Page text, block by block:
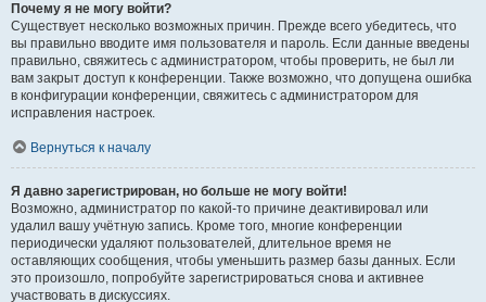
Почему я не могу войти?
Существует несколько возможных причин. Прежде всего убедитесь, что
вы правильно вводите имя пользователя и пароль. Если данные введены
правильно, свяжитесь с администратором, чтобы проверить, не был ли
вам закрыт доступ к конференции. Также возможно, что допущена ошибка
в конфигурации конференции, свяжитесь с администратором для
исправления настроек.
Вернуться к началу
Я давно зарегистрирован, но больше не могу войти!
Возможно, администратор по какой-то причине деактивировал или
удалил вашу учётную запись. Кроме того, многие конференции
периодически удаляют пользователей, длительное время не
оставляющих сообщения, чтобы уменьшить размер базы данных. Если
это произошло, попробуйте зарегистрироваться снова и активнее
участвовать в дискуссиях.